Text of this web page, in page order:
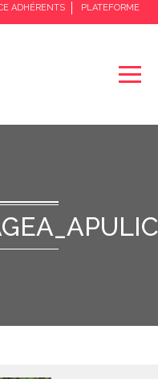
ADHÉRENTS PLATEFORME